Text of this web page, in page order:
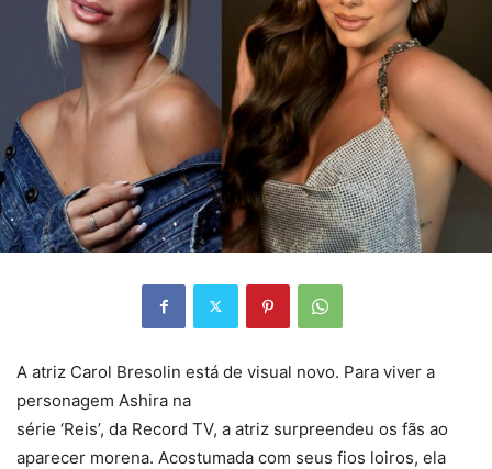
A atriz Carol Bresolin está de visual novo. Para viver a
personagem Ashira na
série ‘Reis’, da Record TV, a atriz surpreendeu os fãs ao
aparecer morena. Acostumada com seus fios loiros, ela